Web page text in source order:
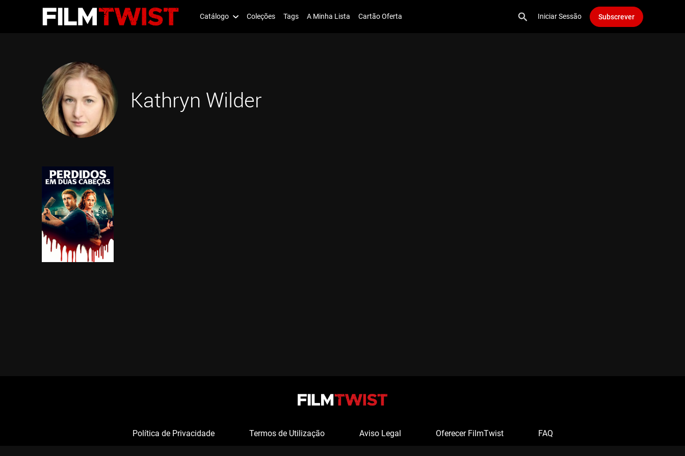
Catálogo Coleções Tags A Minha Lista Cartão Oferta Iniciar Sessão Subscrever
Kathryn Wilder
Política de Privacidade Termos de Utilização Aviso Legal Oferecer FilmTwist FAQ